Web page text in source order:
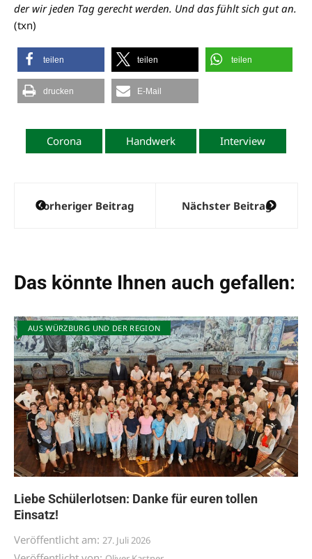
der wir jeden Tag gerecht werden. Und das fühlt sich gut an.
(txn)
teilen teilen teilen
drucken E-Mail
Corona Handwerk Interview
Beitragsnavigation
Vorheriger Beitrag Nächster Beitrag
Das könnte Ihnen auch gefallen:
AUS WÜRZBURG UND DER REGION
Liebe Schülerlotsen: Danke für euren tollen
Einsatz!
Veröffentlicht am: 27. Juli 2026